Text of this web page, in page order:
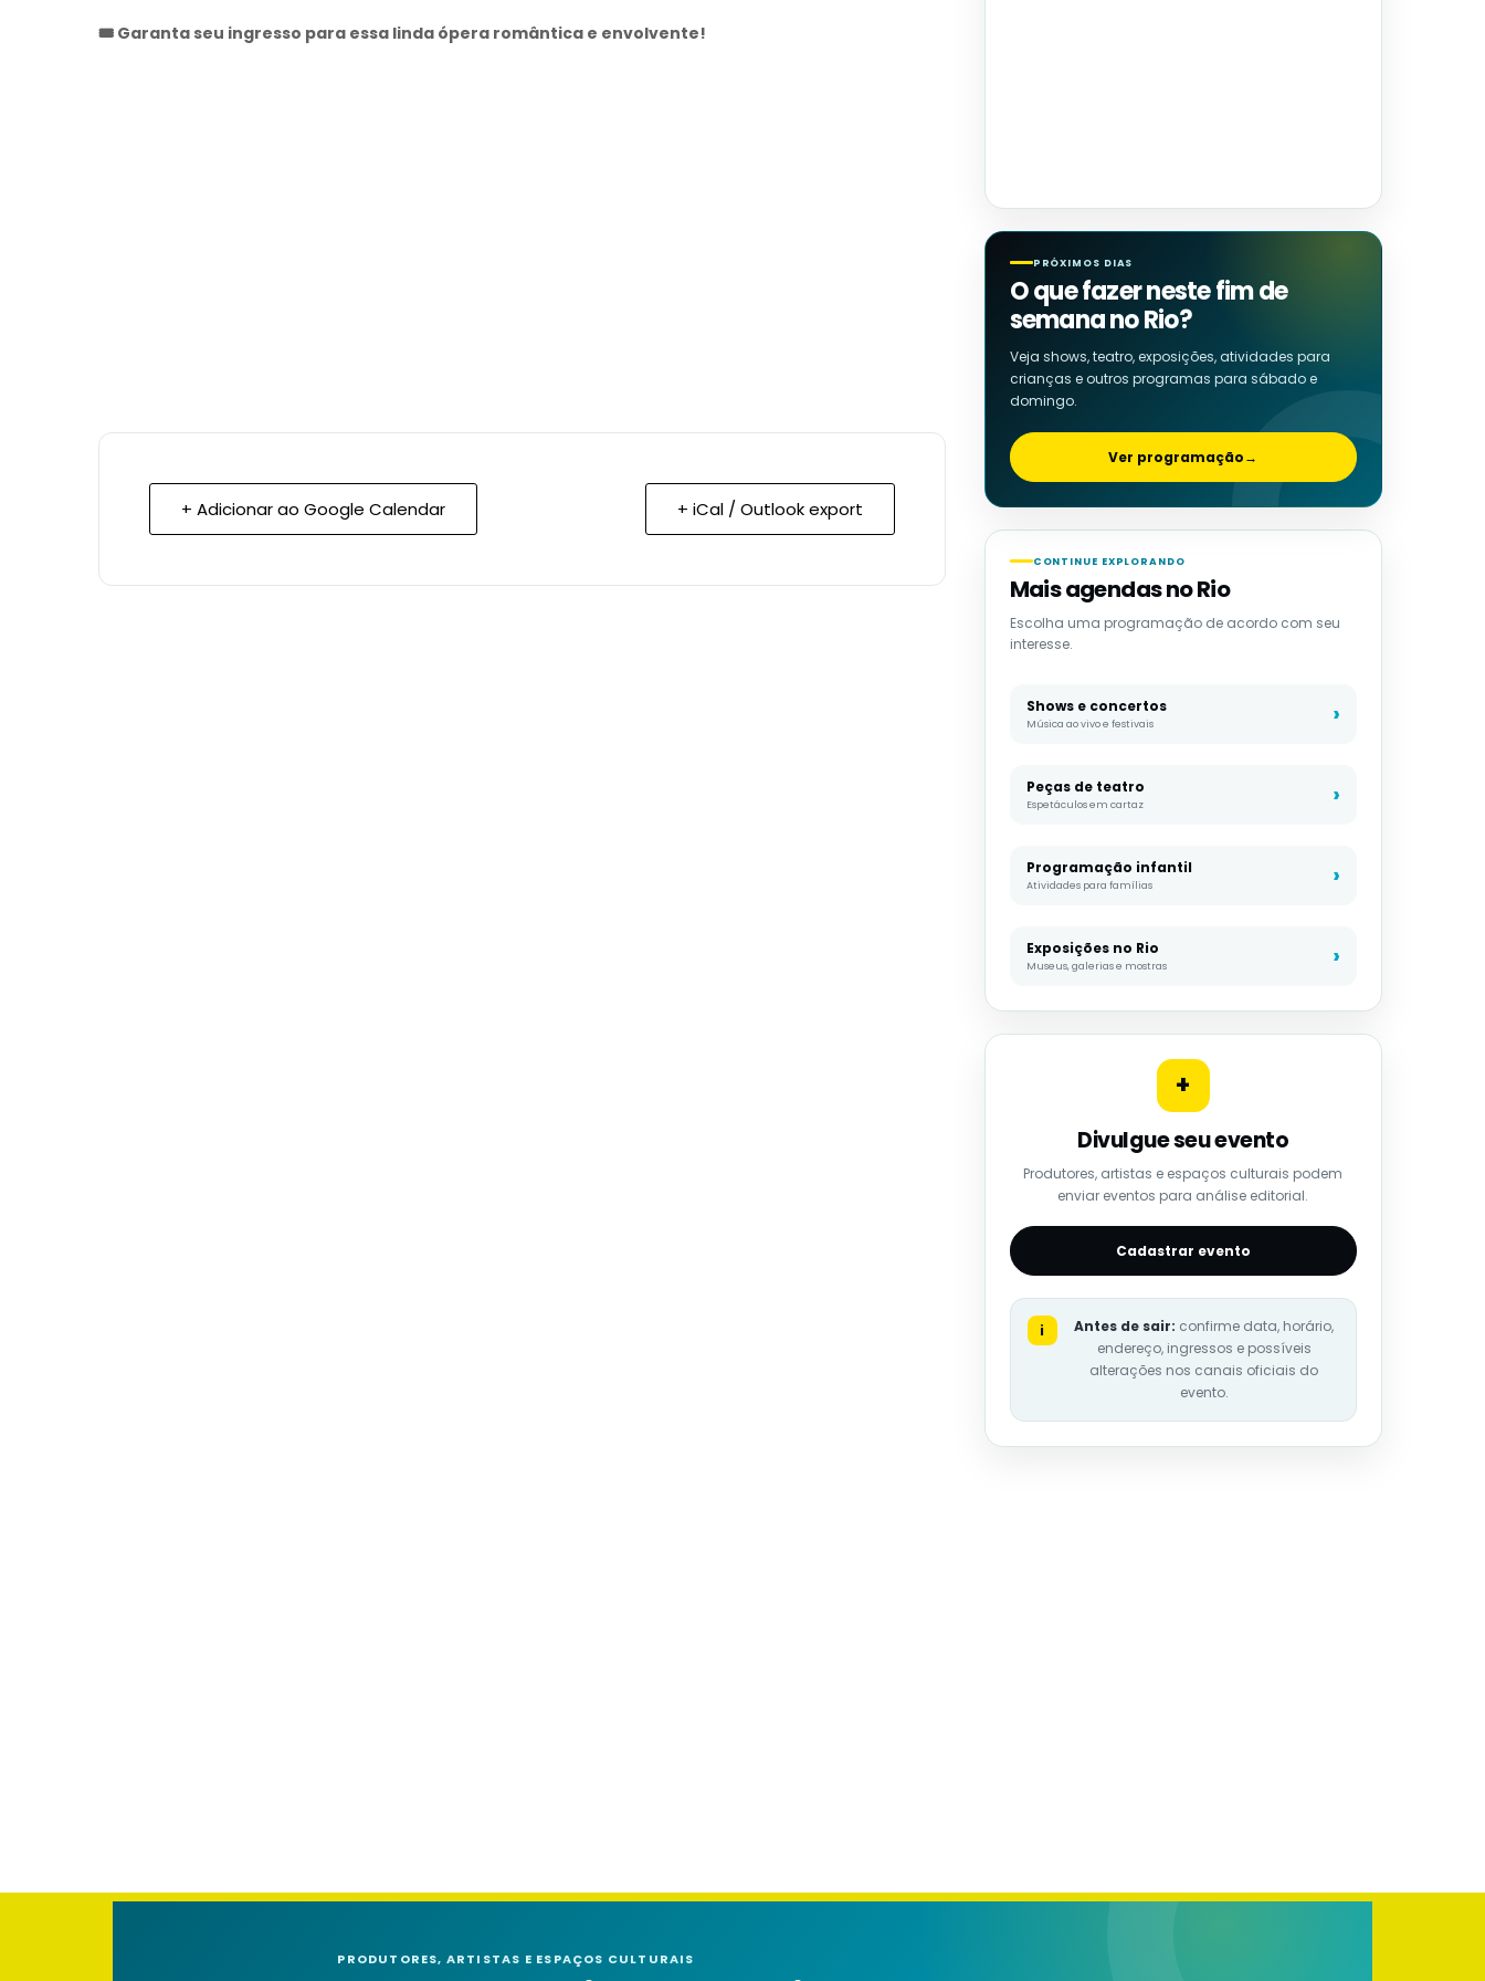
🎟 Garanta seu ingresso para essa linda ópera romântica e envolvente!
+ Adicionar ao Google Calendar + iCal / Outlook export
PRÓXIMOS DIAS
O que fazer neste fim de
semana no Rio?
Veja shows, teatro, exposições, atividades para
crianças e outros programas para sábado e
domingo.
Ver programação→
CONTINUE EXPLORANDO
Mais agendas no Rio
Escolha uma programação de acordo com seu
interesse.
Shows e concertos
Música ao vivo e festivais
Peças de teatro
Espetáculos em cartaz
Programação infantil
Atividades para famílias
Exposições no Rio
Museus, galerias e mostras
+
Divulgue seu evento
Produtores, artistas e espaços culturais podem
enviar eventos para análise editorial.
Cadastrar evento
i Antes de sair: confirme data, horário,
endereço, ingressos e possíveis
alterações nos canais oficiais do
evento.
PRODUTORES, ARTISTAS E ESPAÇOS CULTURAIS